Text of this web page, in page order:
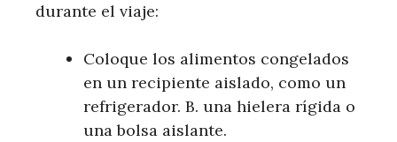
durante el viaje:
Coloque los alimentos congelados
en un recipiente aislado, como un
refrigerador. B. una hielera rígida o
una bolsa aislante.